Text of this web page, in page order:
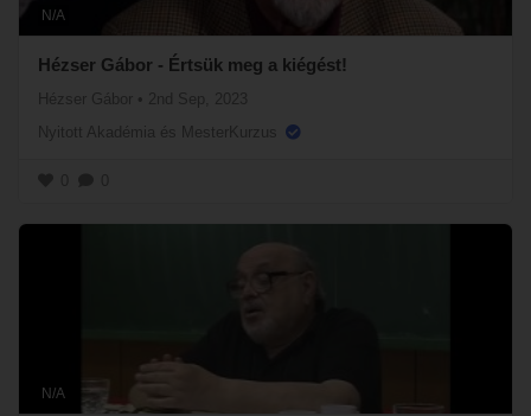
N/A
Hézser Gábor - Értsük meg a kiégést!
Hézser Gábor • 2nd Sep, 2023
Nyitott Akadémia és MesterKurzus
N/A